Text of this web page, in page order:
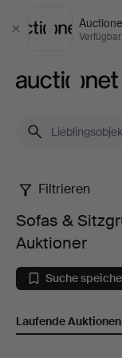
Schließen
Sofas
bei
Filtrieren
Sofas &
Auktioner
Suche
Laufende Auktionen